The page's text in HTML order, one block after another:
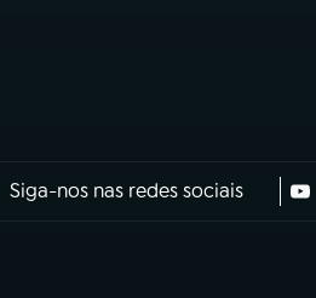
Siga-nos nas redes sociais